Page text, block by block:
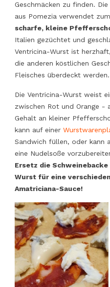
Geschmäcken zu finden.
aus Pomezia verwendet
scharfe, kleine
Italien gezüchtet und
Ventricina-Wurst ist
die anderen köstlichen
Fleisches überdeckt werden.
Die Ventricina-Wurst weist
zwischen Rot und Orange -
Gehalt an kleiner
kann auf einer
Sandwich füllen, oder kann
eine Nudelsoße
Ersetz die
Wurst für eine
Amatriciana-Sauce!